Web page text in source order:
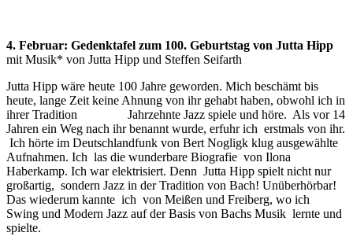
4. Februar: Gedenktafel zum 100. Geburtstag von Jutta Hipp
mit Musik* von Jutta Hipp und Steffen Seifarth
Jutta Hipp wäre heute 100 Jahre geworden. Mich beschämt bis
heute, lange Zeit keine Ahnung von ihr gehabt haben, obwohl ich in
ihrer Tradition Jahrzehnte Jazz spiele und höre. Als vor 14
Jahren ein Weg nach ihr benannt wurde, erfuhr ich erstmals von ihr.
Ich hörte im Deutschlandfunk von Bert Nogligk klug ausgewählte
Aufnahmen. Ich las die wunderbare Biografie von Ilona
Haberkamp. Ich war elektrisiert. Denn Jutta Hipp spielt nicht nur
großartig, sondern Jazz in der Tradition von Bach! Unüberhörbar!
Das wiederum kannte ich von Meißen und Freiberg, wo ich
Swing und Modern Jazz auf der Basis von Bachs Musik lernte und
spielte.